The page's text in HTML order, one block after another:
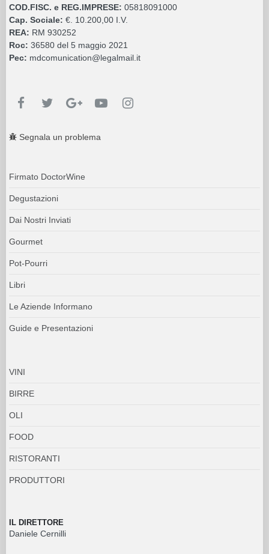
COD.FISC. e REG.IMPRESE: 05818091000
Cap. Sociale: €. 10.200,00 I.V.
REA: RM 930252
Roc: 36580 del 5 maggio 2021
Pec: mdcomunication@legalmail.it
Segnala un problema
Firmato DoctorWine
Degustazioni
Dai Nostri Inviati
Gourmet
Pot-Pourri
Libri
Le Aziende Informano
Guide e Presentazioni
VINI
BIRRE
OLI
FOOD
RISTORANTI
PRODUTTORI
IL DIRETTORE
Daniele Cernilli